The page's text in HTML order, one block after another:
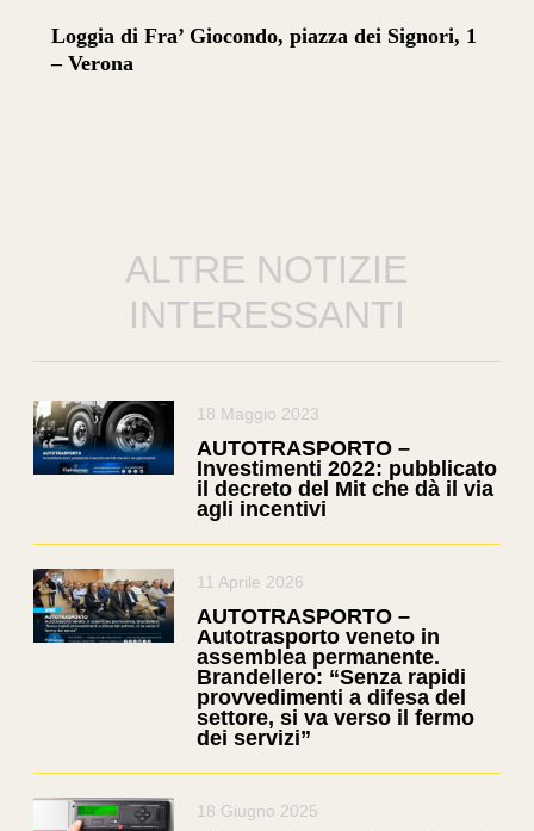
Loggia di Fra’ Giocondo, piazza dei Signori, 1
– Verona
ALTRE NOTIZIE
INTERESSANTI
18 Maggio 2023
AUTOTRASPORTO –
Investimenti 2022: pubblicato
il decreto del Mit che dà il via
agli incentivi
11 Aprile 2026
AUTOTRASPORTO –
Autotrasporto veneto in
assemblea permanente.
Brandellero: “Senza rapidi
provvedimenti a difesa del
settore, si va verso il fermo
dei servizi”
18 Giugno 2025